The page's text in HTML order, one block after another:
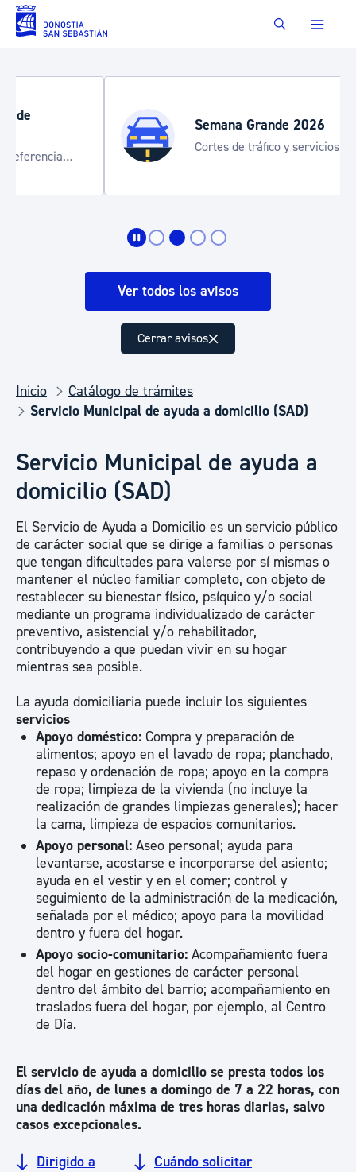
Saltar al contenido principal Buscar
Semana Grande 2026
Cortes de tráfico y servicios especiales
de transporte
Ver todos los avisos
Cerrar avisos
Inicio
Catálogo de trámites
Servicio Municipal de ayuda a domicilio (SAD)
Servicio Municipal de ayuda a
domicilio (SAD)
El Servicio de Ayuda a Domicilio es un servicio público
de carácter social que se dirige a familias o personas
que tengan dificultades para valerse por sí mismas o
mantener el núcleo familiar completo, con objeto de
restablecer su bienestar físico, psíquico y/o social
mediante un programa individualizado de carácter
preventivo, asistencial y/o rehabilitador,
contribuyendo a que puedan vivir en su hogar
mientras sea posible.
La ayuda domiciliaria puede incluir los siguientes
servicios
Apoyo doméstico: Compra y preparación de
alimentos; apoyo en el lavado de ropa; planchado,
repaso y ordenación de ropa; apoyo en la compra
de ropa; limpieza de la vivienda (no incluye la
realización de grandes limpiezas generales); hacer
la cama, limpieza de espacios comunitarios.
Apoyo personal: Aseo personal; ayuda para
levantarse, acostarse e incorporarse del asiento;
ayuda en el vestir y en el comer; control y
seguimiento de la administración de la medicación,
señalada por el médico; apoyo para la movilidad
dentro y fuera del hogar.
Apoyo socio-comunitario: Acompañamiento fuera
del hogar en gestiones de carácter personal
dentro del ámbito del barrio; acompañamiento en
traslados fuera del hogar, por ejemplo, al Centro
de Día.
El servicio de ayuda a domicilio se presta todos los
días del año, de lunes a domingo de 7 a 22 horas, con
una dedicación máxima de tres horas diarias, salvo
casos excepcionales.
Dirigido a Cuándo solicitar